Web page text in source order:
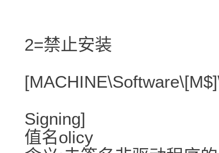
2=禁止安装
Signing]
值名olicy